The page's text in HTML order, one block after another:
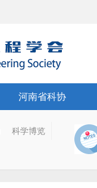
河南省科协
科学博览